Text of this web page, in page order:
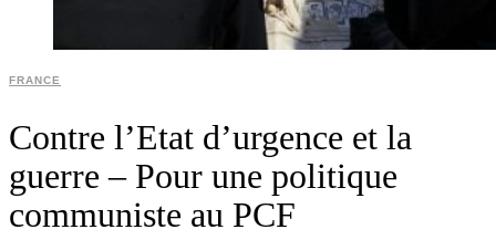
FRANCE
Contre l’Etat d’urgence et la
guerre – Pour une politique
communiste au PCF